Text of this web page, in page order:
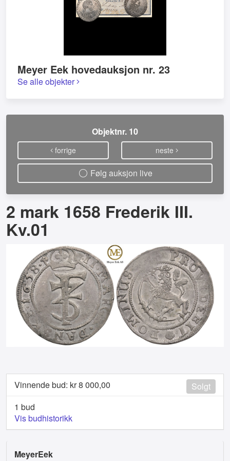
Meyer Eek hovedauksjon nr. 23
Se alle objekter
Objektnr. 10
forrige neste
Følg auksjon live
2 mark 1658 Frederik III.
Kv.01
Solgt
Vinnende bud: kr8 000,00
1 bud
Vis budhistorikk
MeyerEek